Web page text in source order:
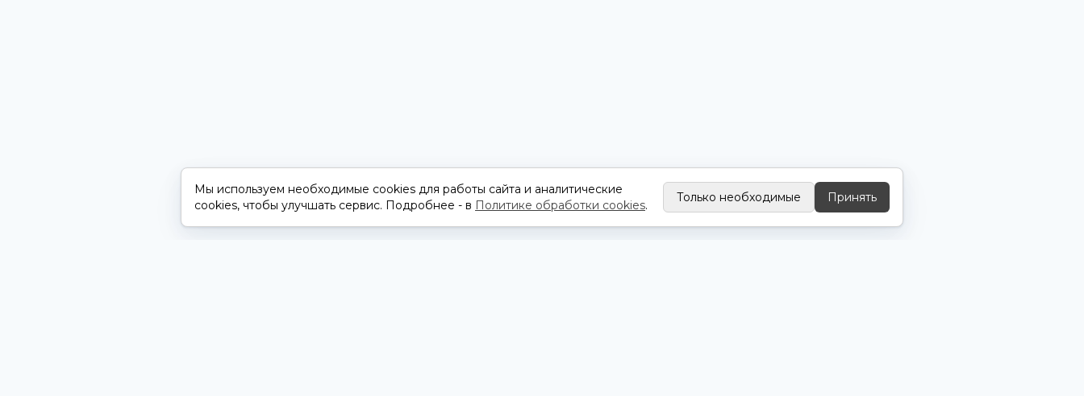
Мы используем необходимые cookies для работы сайта и аналитические
cookies, чтобы улучшать сервис. Подробнее - в Политике обработки cookies.
Только необходимые Принять